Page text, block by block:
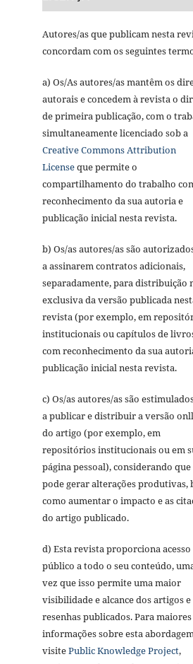
Autores/as que publicam nesta
concordam com os seguintes
a) Os/As autores/as mantêm os
autorais e concedem à revista o
de primeira publicação, com o
simultaneamente licenciado sob a
Creative Commons Attribution
Licenseque permite o
compartilhamento do trabalho
reconhecimento da sua autoria e
publicação inicial nesta revista.
b) Os/as autores/as são
a assinarem contratos adicionais,
separadamente, para distribuição
exclusiva da versão publicada
revista (por exemplo, em
institucionais ou capítulos de
com reconhecimento da sua
publicação inicial nesta revista.
c) Os/as autores/as são
a publicar e distribuir a versão
do artigo (por exemplo, em
repositórios institucionais ou em
página pessoal), considerando que
pode gerar alterações produtivas,
como aumentar o impacto e as
do artigo publicado.
d) Esta revista proporciona acesso
público a todo o seu conteúdo,
vez que isso permite uma maior
visibilidade e alcance dos artigos e
resenhas publicados. Para maiores
informações sobre esta
visitePublic Knowledge Project,